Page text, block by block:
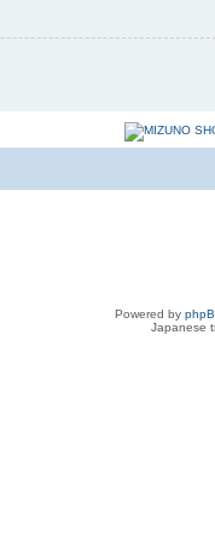
Powered by
Japanese